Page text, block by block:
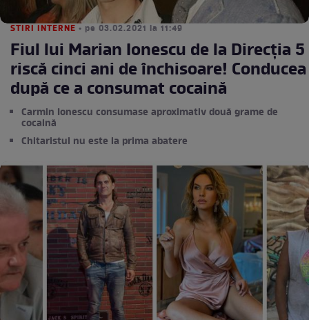
STIRI INTERNE • pe 03.02.2021 la 11:49
Fiul lui Marian Ionescu de la Direcția 5
riscă cinci ani de închisoare! Conducea
după ce a consumat cocaină
Carmin Ionescu consumase aproximativ două grame de
cocaină
Chitaristul nu este la prima abatere